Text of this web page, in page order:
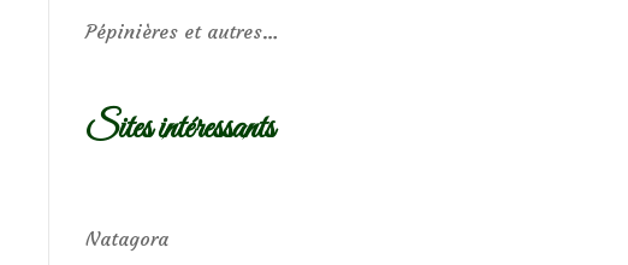
Pépinières et autres…
Sites intéressants
Natagora